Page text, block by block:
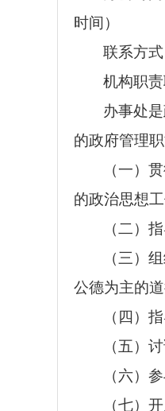
时间）
联系方
机构职责
办事处
的政府管理
（一）
的政治思想
（二）
（三）
公德为主的
（四）
（五）
（六）
（七）